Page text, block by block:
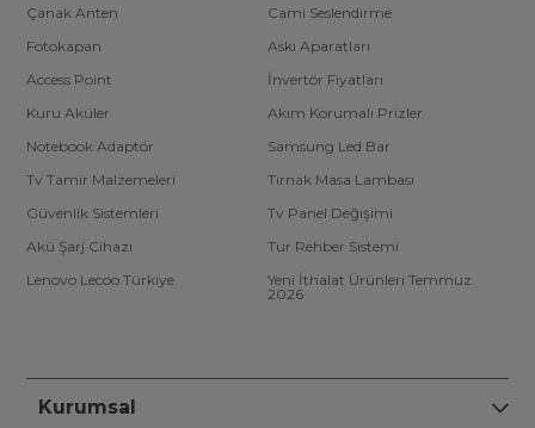
Çanak Anten
Cami Seslendirme
Fotokapan
Askı Aparatları
Access Point
İnvertör Fiyatları
Kuru Aküler
Akım Korumalı Prizler
Notebook Adaptör
Samsung Led Bar
Tv Tamir Malzemeleri
Tırnak Masa Lambası
Güvenlik Sistemleri
Tv Panel Değişimi
Akü Şarj Cihazı
Tur Rehber Sistemi
Lenovo Lecoo Türkiye
Yeni İthalat Ürünleri Temmuz
2026
Kurumsal